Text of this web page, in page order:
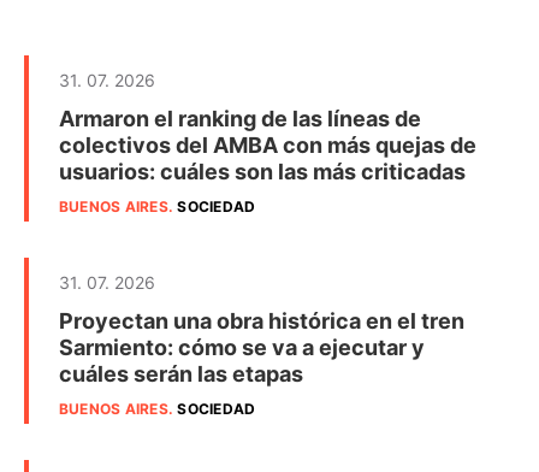
31. 07. 2026
Armaron el ranking de las líneas de
colectivos del AMBA con más quejas de
usuarios: cuáles son las más criticadas
BUENOS AIRES.SOCIEDAD
31. 07. 2026
Proyectan una obra histórica en el tren
Sarmiento: cómo se va a ejecutar y
cuáles serán las etapas
BUENOS AIRES.SOCIEDAD